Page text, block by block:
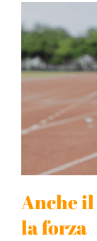
Anche
la forza